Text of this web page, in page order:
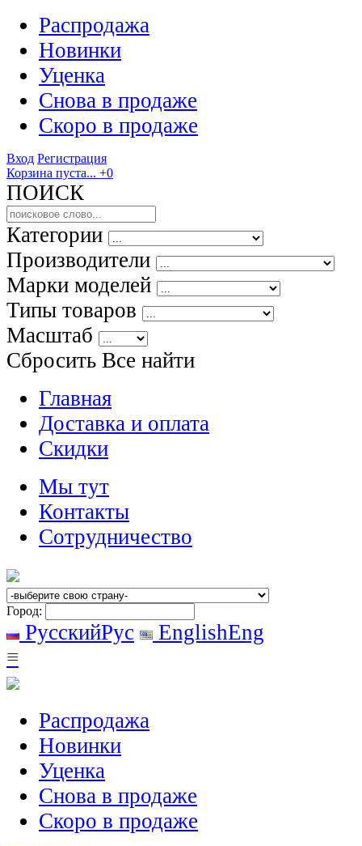
Распродажа
Новинки
Уценка
Снова в продаже
Скоро в продаже
Вход Регистрация
Корзина пуста... +0
ПОИСК
Категории
Производители
Марки моделей
Типы товаров
Масштаб
Сбросить Все найти
Главная
Доставка и оплата
Скидки
Мы тут
Контакты
Сотрудничество
Город:
РусскийРус EnglishEng
≡
Распродажа
Новинки
Уценка
Снова в продаже
Скоро в продаже